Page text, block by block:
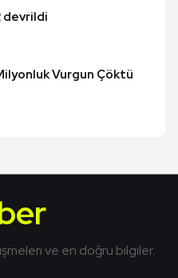
devrildi
Vurgun Çöktü
ve en doğru bilgiler.